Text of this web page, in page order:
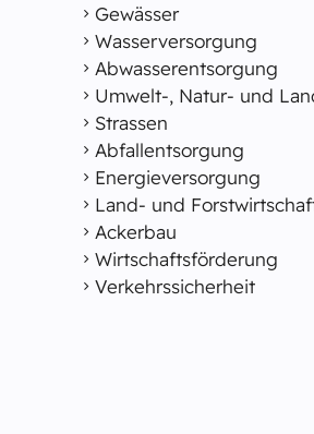
Gewässer
Wasserversorgung
Abwasserentsorgung
Umwelt-, Natur- und
Strassen
Abfallentsorgung
Energieversorgung
Land- und
Ackerbau
Wirtschaftsförderung
Verkehrssicherheit